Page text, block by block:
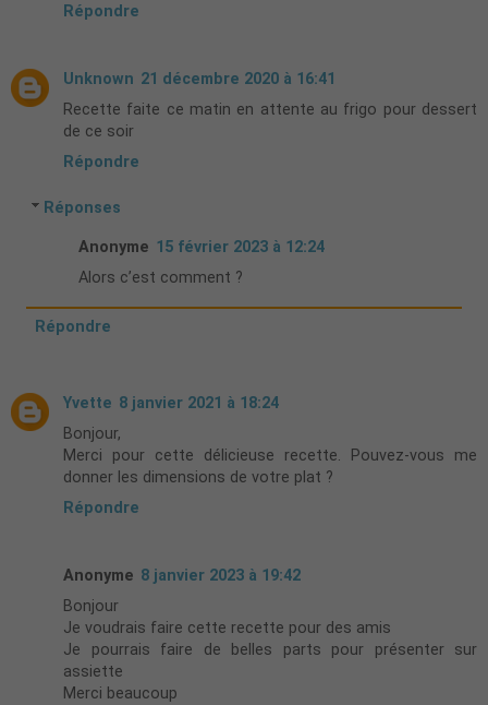
Répondre
Unknown 21 décembre 2020 à 16:41
Recette faite ce matin en attente au frigo pour dessert
de ce soir
Répondre
Réponses
Anonyme 15 février 2023 à 12:24
Alors c’est comment ?
Répondre
Yvette 8 janvier 2021 à 18:24
Bonjour,
Merci pour cette délicieuse recette. Pouvez-vous me
donner les dimensions de votre plat ?
Répondre
Anonyme 8 janvier 2023 à 19:42
Bonjour
Je voudrais faire cette recette pour des amis
Je pourrais faire de belles parts pour présenter sur
assiette
Merci beaucoup